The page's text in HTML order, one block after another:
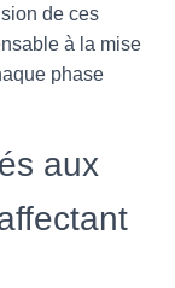
de ces
à la mise
phase
aux